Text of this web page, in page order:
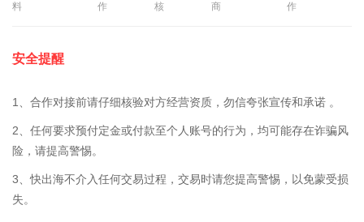
料
作
核
商
作
安全提醒
1、合作对接前请仔细核验对方经营资质，勿信夸张宣传和承诺 。
2、任何要求预付定金或付款至个人账号的行为，均可能存在诈骗风
险，请提高警惕。
3、快出海不介入任何交易过程，交易时请您提高警惕，以免蒙受损
失。